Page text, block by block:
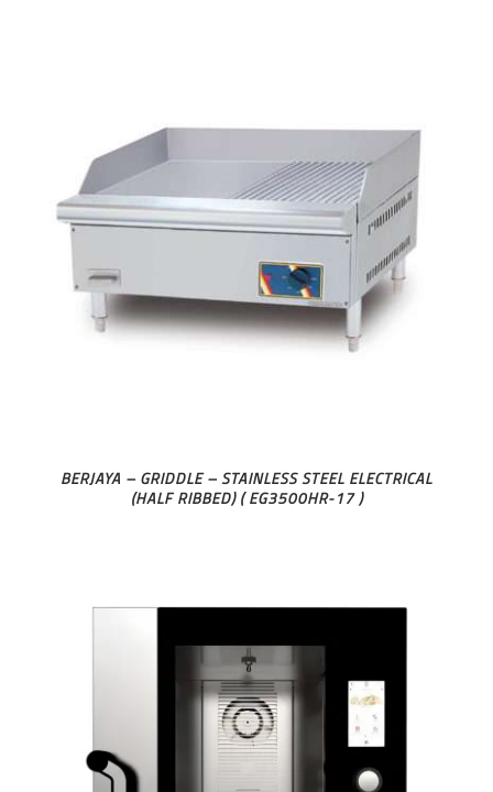
BERJAYA – GRIDDLE – STAINLESS STEEL ELECTRICAL
(HALF RIBBED) ( EG3500HR-17 )